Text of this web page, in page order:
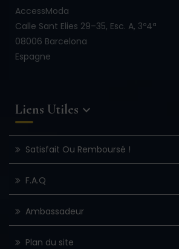
AccessModa
Calle Sant Elies 29–35, Esc. A, 3º4ª
08006 Barcelona
Espagne
Liens Utiles 
Satisfait Ou Remboursé !
F.A.Q
Ambassadeur
Plan du site